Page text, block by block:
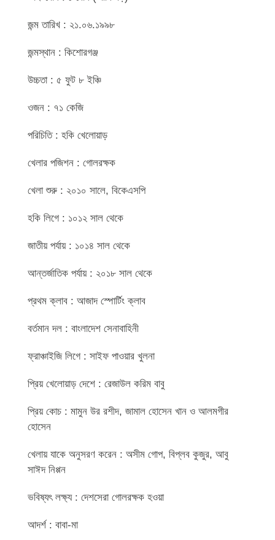
জন্ম তারিখ : ২১.০৬.১৯৯৮
জন্মস্থান : কিশোরগঞ্জ
উচ্চতা : ৫ ফুট ৮ ইঞ্চি
ওজন : ৭১ কেজি
পরিচিতি : হকি খেলোয়াড়
খেলার পজিশন : গোলরক্ষক
খেলা শুরু : ২০১০ সালে, বিকেএসপি
হকি লিগে : ১০১২ সাল থেকে
জাতীয় পর্যায় : ১০১৪ সাল থেকে
আন্তর্জাতিক পর্যায় : ২০১৮ সাল থেকে
প্রথম ক্লাব : আজাদ স্পোর্টিং ক্লাব
বর্তমান দল : বাংলাদেশ সেনাবাহিনী
ফ্রাঞ্চাইজি লিগে : সাইফ পাওয়ার খুলনা
প্রিয় খেলোয়াড় দেশে : রেজাউল করিম বাবু
প্রিয় কোচ : মামুন উর রশীদ, জামাল হোসেন খান ও আলমগীর
হোসেন
খেলায় যাকে অনুসরণ করেন : অসীম গোপ, বিপ্লব কুজুর, আবু
সাঈদ নিপ্পন
ভবিষ্যৎ লক্ষ্য : দেশসেরা গোলরক্ষক হওয়া
আদর্শ : বাবা-মা